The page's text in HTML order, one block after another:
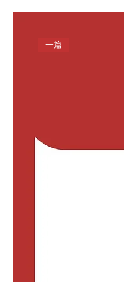
一篇